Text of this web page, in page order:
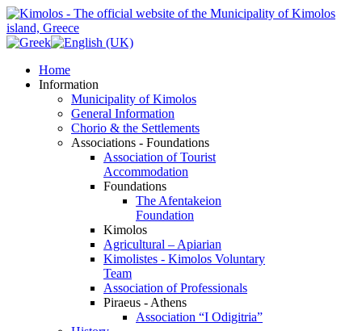
Home
Information
Municipality of Kimolos
General Information
Chorio & the Settlements
Associations - Foundations
Association of Tourist
Accommodation
Foundations
The Afentakeion
Foundation
Kimolos
Agricultural – Apiarian
Kimolistes - Kimolos Voluntary
Team
Association of Professionals
Piraeus - Athens
Association “I Odigitria”